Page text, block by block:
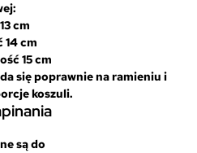
cm
14 cm
15 cm
się poprawnie na ramieniu i
koszuli.
są do